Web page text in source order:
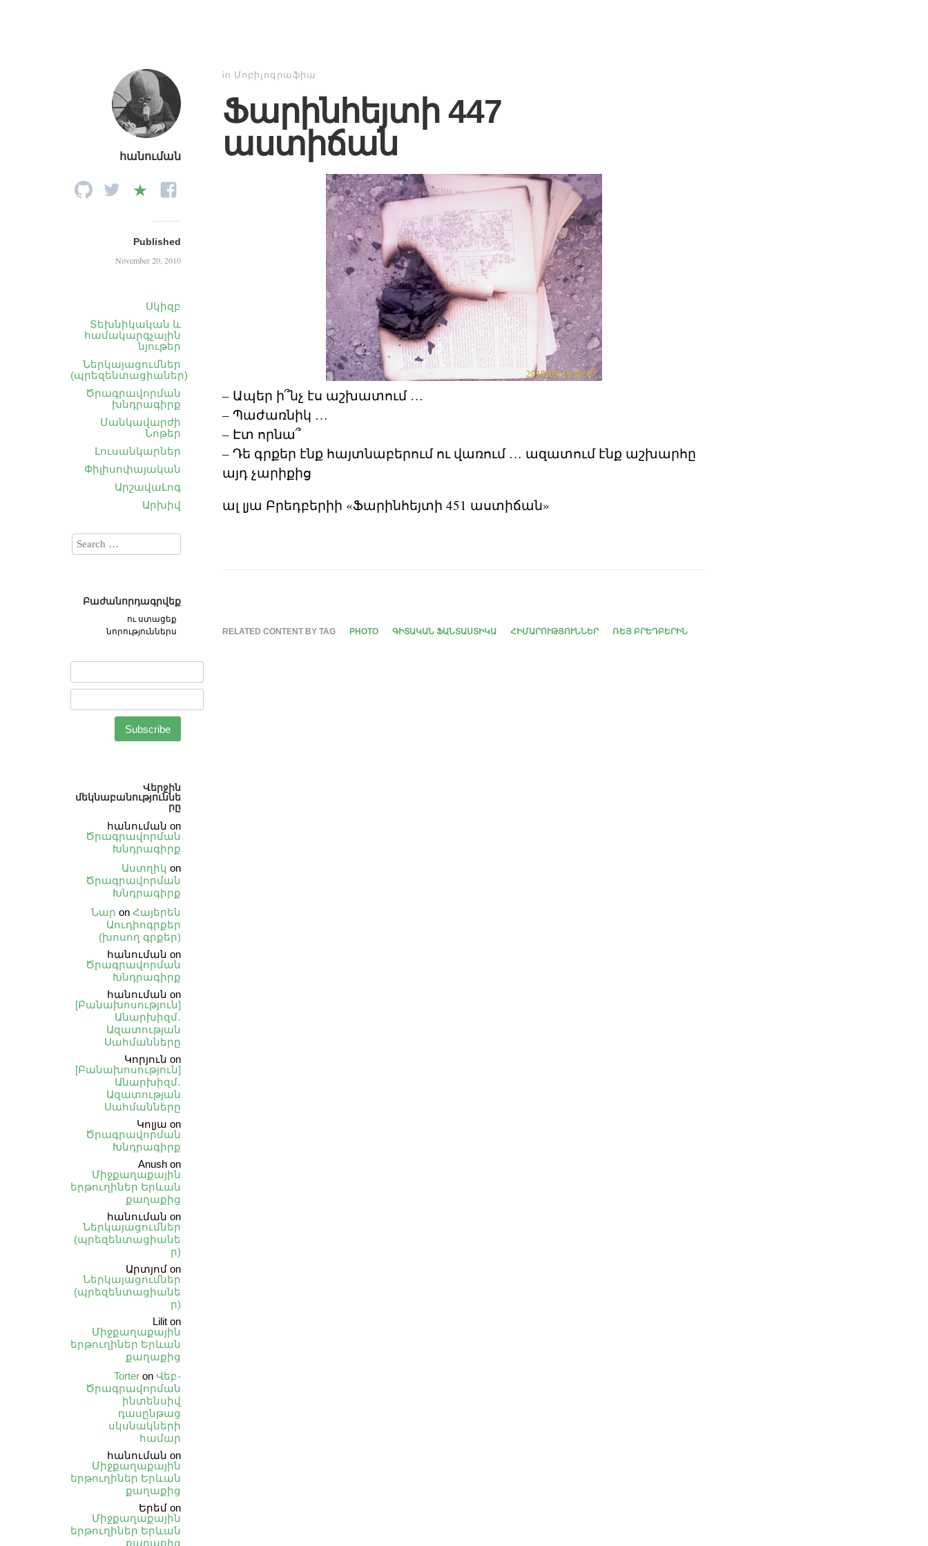
հանուման
Published
November 20, 2010
Սկիզբ
Տեխնիկական և
համակարգչային
նյութեր
Ներկայացումներ
(պրեզենտացիաներ)
Ծրագրավորման
խնդրագիրք
Մանկավարժի
Նոթեր
Լուսանկարներ
Փիլիսոփայական
ԱրշավաԼոգ
Արխիվ
in Մոբիլոգրաֆիա
Ֆարինհեյտի 447
աստիճան
– Ապեր ի՞նչ էս աշխատում …
– Պաժառնիկ …
– Էտ որնա՞
– Դե գրքեր էնք հայտնաբերում ու վառում … ազատում էնք աշխարհը
այդ չարիքից
ալ լյա Բրեդբերիի «Ֆարինհեյտի 451 աստիճան»
RELATED CONTENT BY TAG PHOTO ԳԻՏԱԿԱՆ ՖԱՆՏԱՍՏԻԿԱ ՀԻՄԱՐՈՒԹՅՈՒՆՆԵՐ ՌԵՅ ԲՐԵԴԲԵՐԻՆ
Բաժանորդագրվեք
ու ստացեք
նորություններս
Վերջին
մեկնաբանություննե
րը
հանուման on
Ծրագրավորման
Խնդրագիրք
Աստղիկ on
Ծրագրավորման
Խնդրագիրք
Նար on Հայերեն
Աուդիոգրքեր
(խոսող գրքեր)
հանուման on
Ծրագրավորման
Խնդրագիրք
հանուման on
[Բանախոսություն]
Անարխիզմ․
Ազատության
Սահմանները
Կորյուն on
[Բանախոսություն]
Անարխիզմ․
Ազատության
Սահմանները
Կոլյա on
Ծրագրավորման
Խնդրագիրք
Anush on
Միջքաղաքային
երթուղիներ Երևան
քաղաքից
հանուման on
Ներկայացումներ
(պրեզենտացիանե
ր)
Արտյոմ on
Ներկայացումներ
(պրեզենտացիանե
ր)
Lilit on
Միջքաղաքային
երթուղիներ Երևան
քաղաքից
Torter on Վեբ֊
Ծրագրավորման
ինտենսիվ
դասընթաց
սկսնակների
համար
հանուման on
Միջքաղաքային
երթուղիներ Երևան
քաղաքից
Երեմ on
Միջքաղաքային
երթուղիներ Երևան
քաղաքից